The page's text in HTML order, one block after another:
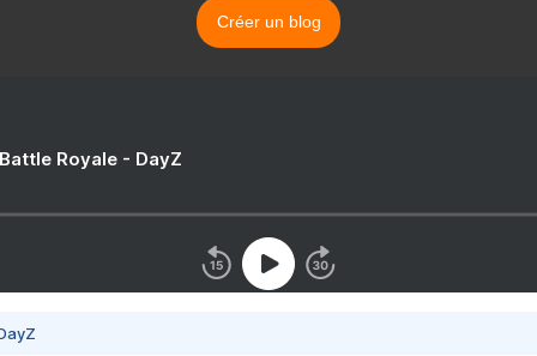
Créer un blog
Royale - DayZ